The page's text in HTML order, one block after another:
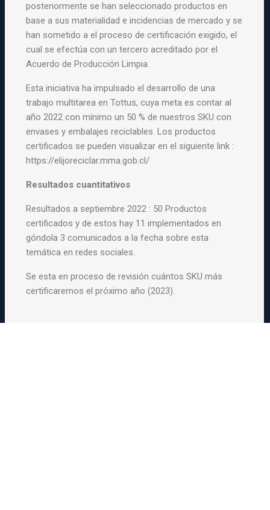
posteriormente se han seleccionado productos en
base a sus materialidad e incidencias de mercado y se
han sometido a el proceso de certificación exigido, el
cual se efectúa con un tercero acreditado por el
Acuerdo de Producción Limpia.
Esta iniciativa ha impulsado el desarrollo de una
trabajo multitarea en Tottus, cuya meta es contar al
año 2022 con mínimo un 50 % de nuestros SKU con
envases y embalajes reciclables. Los productos
certificados se pueden visualizar en el siguiente link :
https://elijoreciclar.mma.gob.cl/
Resultados cuantitativos
Resultados a septiembre 2022 : 50 Productos
certificados y de estos hay 11 implementados en
góndola 3 comunicados a la fecha sobre esta
temática en redes sociales.
Se esta en proceso de revisión cuántos SKU más
certificaremos el próximo año (2023).